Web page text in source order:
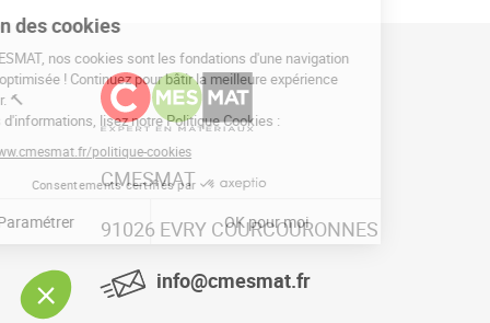
CMESMAT
91026 EVRY COURCOURONNES
info@cmesmat.fr